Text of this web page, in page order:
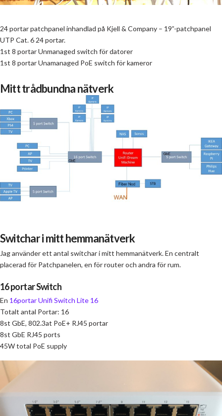
24 portar patchpanel inhandlad på Kjell & Company – 19”-patchpanel
UTP Cat. 6 24 portar.
1st 8 portar Unmanaged switch för datorer
1st 8 portar Unamanaged PoE switch för kameror
Mitt trådbundna nätverk
Switchar i mitt hemmanätverk
Jag använder ett antal switchar i mitt hemmanätverk. En centralt
placerad för Patchpanelen, en för router och andra för rum.
16 portar Switch
En 16portar Unifi Switch Lite 16
Totalt antal Portar: 16
8st GbE, 802.3at PoE+ RJ45 portar
8st GbE RJ45 ports
45W total PoE supply